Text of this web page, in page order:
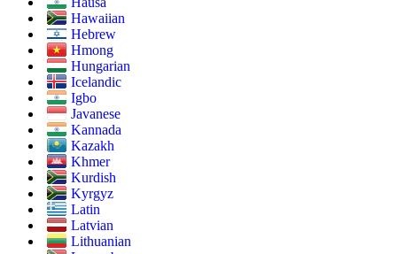
Hawaiian
Hebrew
Hmong
Hungarian
Icelandic
Igbo
Javanese
Kannada
Kazakh
Khmer
Kurdish
Kyrgyz
Latin
Latvian
Lithuanian